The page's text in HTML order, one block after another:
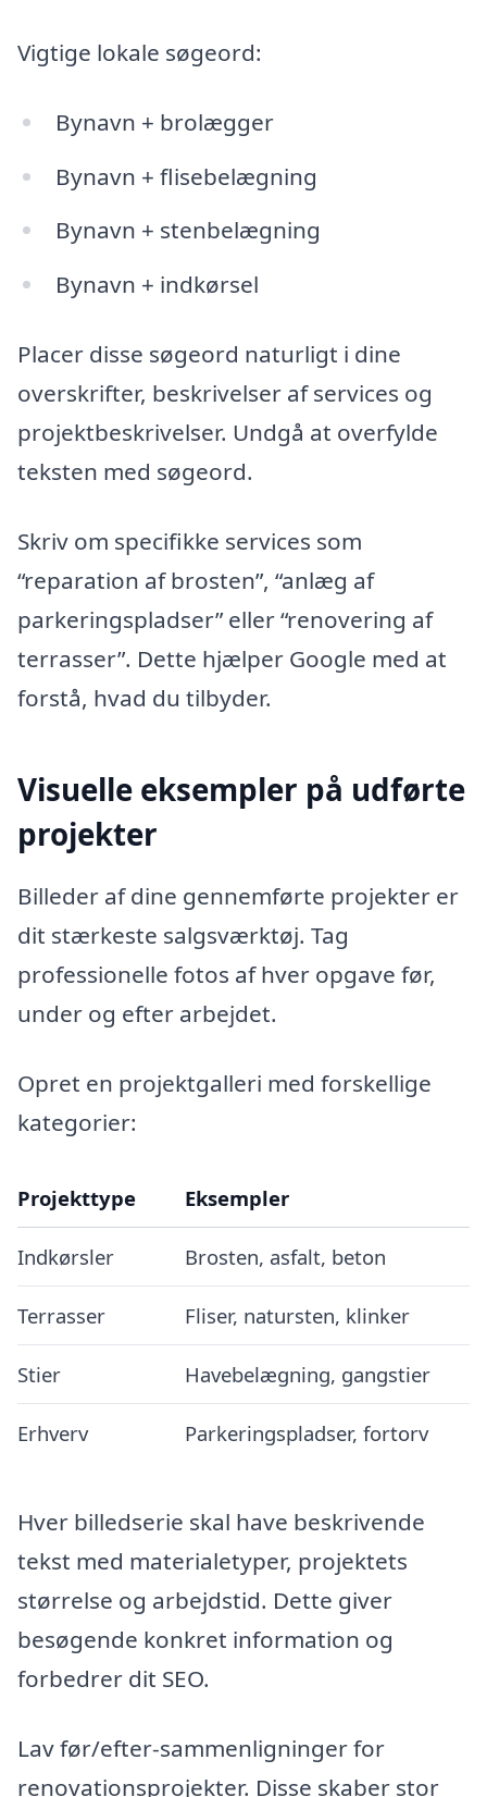
Vigtige lokale søgeord:
Bynavn + brolægger
Bynavn + flisebelægning
Bynavn + stenbelægning
Bynavn + indkørsel
Placer disse søgeord naturligt i dine
overskrifter, beskrivelser af services og
projektbeskrivelser. Undgå at overfylde
teksten med søgeord.
Skriv om specifikke services som
“reparation af brosten”, “anlæg af
parkeringspladser” eller “renovering af
terrasser”. Dette hjælper Google med at
forstå, hvad du tilbyder.
Visuelle eksempler på udførte
projekter
Billeder af dine gennemførte projekter er
dit stærkeste salgsværktøj. Tag
professionelle fotos af hver opgave før,
under og efter arbejdet.
Opret en projektgalleri med forskellige
kategorier:
Projekttype Eksempler
Indkørsler Brosten, asfalt, beton
Terrasser Fliser, natursten, klinker
Stier Havebelægning, gangstier
Erhverv Parkeringspladser, fortorv
Hver billedserie skal have beskrivende
tekst med materialetyper, projektets
størrelse og arbejdstid. Dette giver
besøgende konkret information og
forbedrer dit SEO.
Lav før/efter-sammenligninger for
renovationsprojekter. Disse skaber stor